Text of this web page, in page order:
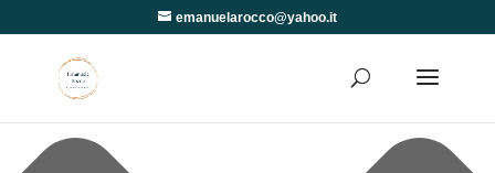
emanuelarocco@yahoo.it